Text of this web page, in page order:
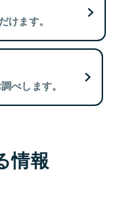
けます。
べします。
情報